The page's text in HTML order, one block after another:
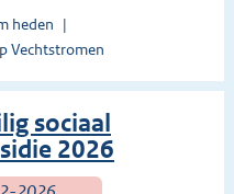
heden
Vechtstromen
sociaal
2026